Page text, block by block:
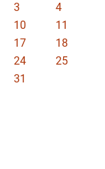
3
4
10
11
17
18
24
25
31